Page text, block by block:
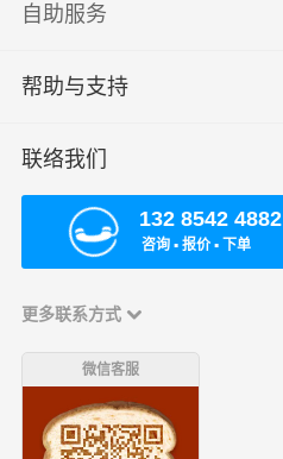
自助服务
帮助与支持
联络我们
132 8542 4882
咨询 ▪ 报价 ▪ 下单
更多联系方式
微信客服